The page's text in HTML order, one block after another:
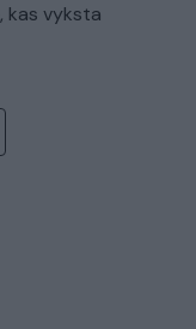
kas vyksta